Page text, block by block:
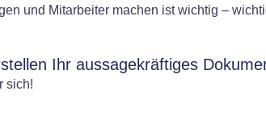
und Mitarbeiter machen ist wichtig –
Ihr aussagekräftiges
sich!